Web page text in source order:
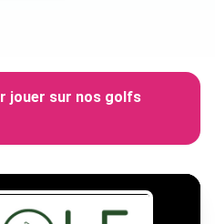
jouer sur nos golfs